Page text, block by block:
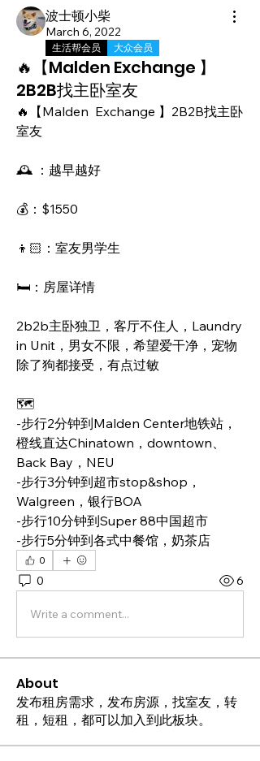
波士顿小柴
March 6, 2022
生活帮会员 大众会员
🔥【Malden Exchange 】
2B2B找主卧室友
🔥【Malden  Exchange 】2B2B找主卧
室友
🕰 ：越早越好
💰：$1550
👦🏻：室友男学生
🛏：房屋详情
2b2b主卧独卫，客厅不住人，Laundry
in Unit，男女不限，希望爱干净，宠物
除了狗都接受，有点过敏
🗺️
-步行2分钟到Malden Center地铁站，
橙线直达Chinatown，downtown、
Back Bay，NEU
-步行3分钟到超市stop&shop，
Walgreen，银行BOA
-步行10分钟到Super 88中国超市
-步行5分钟到各式中餐馆，奶茶店
0
0 6
Write a comment...
About
发布租房需求，发布房源，找室友，转
租，短租，都可以加入到此板块。